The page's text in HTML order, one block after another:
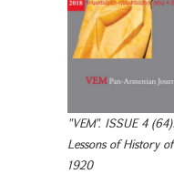
"VEM". ISSUE 4
Lessons of History
1920